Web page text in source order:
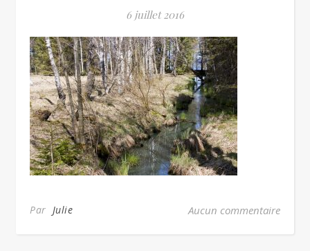
6 juillet 2016
Par Julie Aucun commentaire